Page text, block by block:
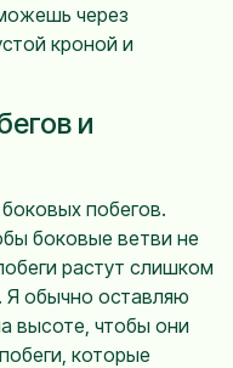
через
кроной и
и
побегов.
боковые ветви не
растут слишком
Я обычно оставляю
высоте, чтобы они
которые